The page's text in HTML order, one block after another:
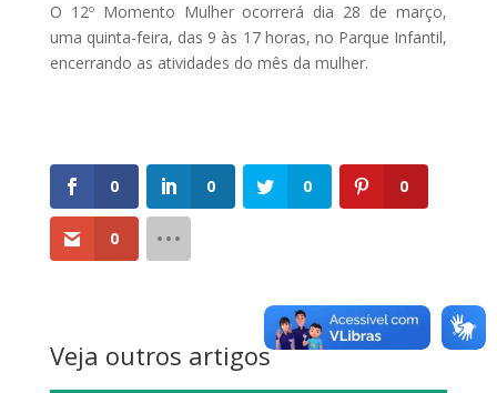
O 12º Momento Mulher ocorrerá dia 28 de março,
uma quinta-feira, das 9 às 17 horas, no Parque Infantil,
encerrando as atividades do mês da mulher.
0 0 0 0
0
Veja outros artigos